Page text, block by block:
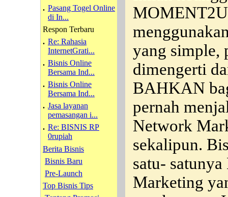
. Pasang Togel Online
di In...
Respon Terbaru
. Re: Rahasia
InternetGrati...
. Bisnis Online
Bersama Ind...
. Bisnis Online
Bersama Ind...
. Jasa layanan
pemasangan i...
. Re: BISNIS RP
0rupiah
Berita Bisnis
Bisnis Baru
Pre-Launch
Top Bisnis Tips
yang simple,
dimengerti
BAHKAN
pernah
Network
sekalipun.
satu-
Marketing